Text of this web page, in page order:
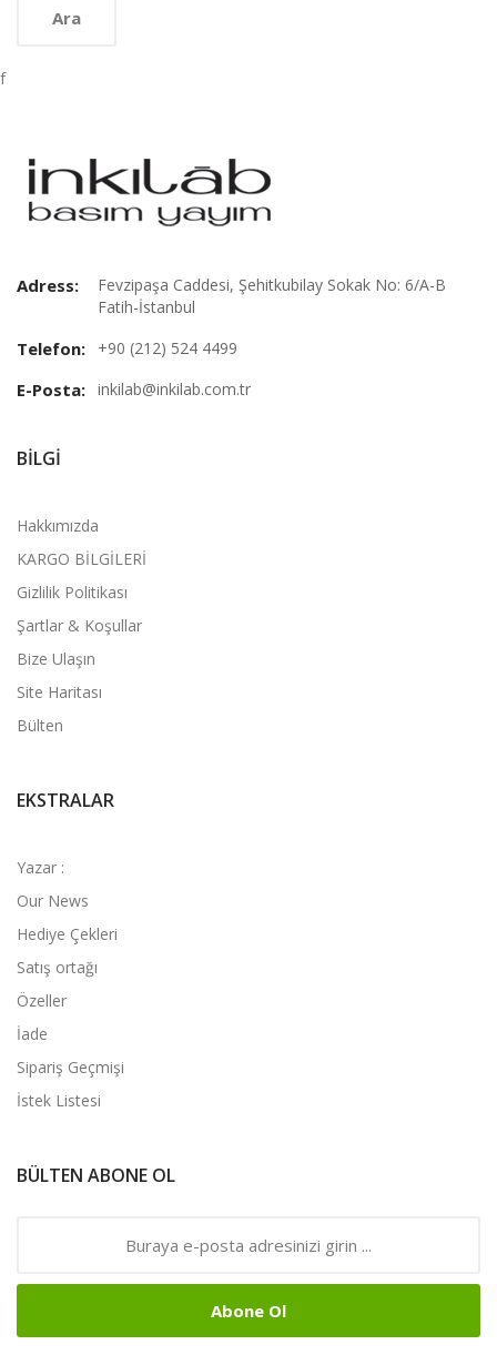
f
Adress:
Fevzipaşa Caddesi, Şehitkubilay Sokak No: 6/A-B
Fatih-İstanbul
Telefon: +90 (212) 524 4499
E-Posta: inkilab@inkilab.com.tr
BILGI
Hakkımızda
KARGO BİLGİLERİ
Gizlilik Politikası
Şartlar & Koşullar
Bize Ulaşın
Site Haritası
Bülten
EKSTRALAR
Yazar :
Our News
Hediye Çekleri
Satış ortağı
Özeller
İade
Sipariş Geçmişi
İstek Listesi
BÜLTEN ABONE OL
Abone Ol